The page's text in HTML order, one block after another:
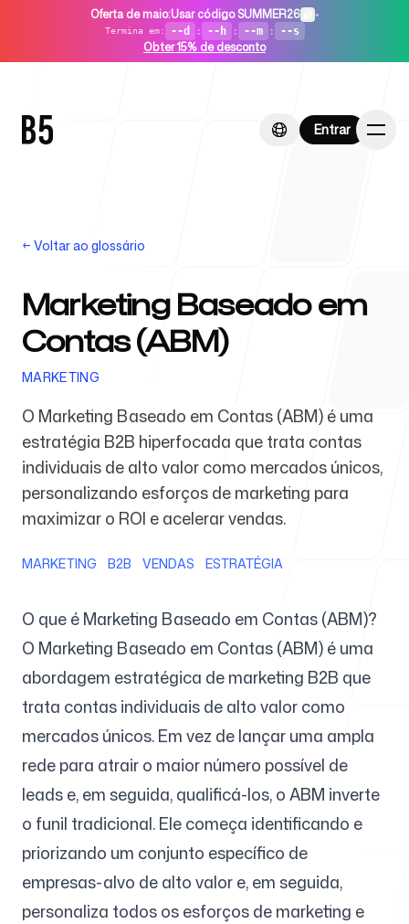
Oferta de maio:Usar código SUMMER26 •
Termina em: --d : --h : --m : --s
Obter 15% de desconto
Entrar
Entrar
Início
Para startups
Para agências
Blog
Preços
Central de ajuda
Ferramentas Gratuitas
← Voltar ao glossário
Marketing Baseado em
Contas (ABM)
MARKETING
O Marketing Baseado em Contas (ABM) é uma
estratégia B2B hiperfocada que trata contas
individuais de alto valor como mercados únicos,
personalizando esforços de marketing para
maximizar o ROI e acelerar vendas.
MARKETING B2B VENDAS ESTRATÉGIA
O que é Marketing Baseado em Contas (ABM)?
O Marketing Baseado em Contas (ABM) é uma
abordagem estratégica de marketing B2B que
trata contas individuais de alto valor como
mercados únicos. Em vez de lançar uma ampla
rede para atrair o maior número possível de
leads e, em seguida, qualificá-los, o ABM inverte
o funil tradicional. Ele começa identificando e
priorizando um conjunto específico de
empresas-alvo de alto valor e, em seguida,
personaliza todos os esforços de marketing e